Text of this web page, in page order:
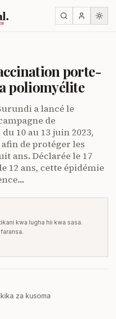
porte-
poliomyélite
a lancé le
de
10 au 13 juin 2023,
de protéger les
ans. Déclarée le 17
12 ans, cette épidémie
kwa lugha hii kwa sasa.
za kusoma